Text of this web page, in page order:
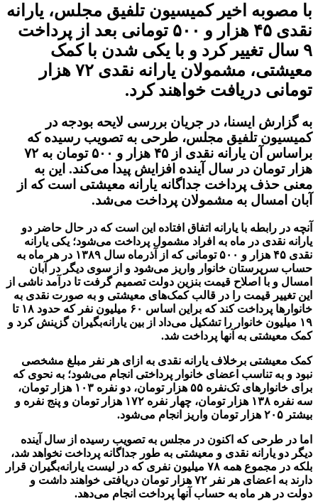
با مصوبه اخیر کمیسیون تلفیق مجلس، یارانه
نقدی ۴۵ هزار و ۵۰۰ تومانی بعد از پرداخت
۹ سال تغییر کرد و با یکی شدن با کمک
معیشتی، مشمولان یارانه نقدی ۷۲ هزار
تومانی دریافت خواهند کرد.
به گزارش ایسنا، در جریان بررسی لایحه بودجه در
کمیسیون تلفیق مجلس، طرحی به تصویب رسیده که
براساس آن یارانه نقدی از ۴۵ هزار و ۵۰۰ تومان به ۷۲
هزار تومان در سال آینده افزایش پیدا می‌کند. این به
معنی حذف پرداخت جداگانه یارانه معیشتی است که از
آبان‌ امسال به مشمولان پرداخت می‌شد.
آنچه در رابطه با یارانه اتفاق افتاده این است که در حال حاضر دو
یارانه نقدی در ماه به افراد مشمول پرداخت می‌شود؛ یکی یارانه
نقدی ۴۵ هزار و ۵۰۰ تومانی که از آذرماه سال ۱۳۸۹ در هر ماه به
حساب سرپرستان خانوار واریز می‌شود و از سوی دیگر در آبان‌
امسال و با اصلاح قیمت بنزین دولت تصمیم گرفت تا درآمد ناشی از
این تغییر قیمت را در قالب کمک‌های معیشتی و به صورت نقدی به
خانوارها پرداخت کند که براین اساس ۶۰ میلیون نفر که حدود ۱۸ تا
۱۹ میلیون خانوار را تشکیل می‌داد از بین یارانه‌بگیران گزینش کرد و
کمک معیشتی به آنها پرداخت شد.
کمک معیشتی برخلاف یارانه نقدی به ازای هر نفر مبلغ مشخصی
نبود و به تناسب اعضای خانوار پرداختی انجام می‌شود؛ به نحوی که
برای خانوارهای تک‌نفره ۵۵ هزار تومان، دو نفره ۱۰۳ هزار تومان،
سه نفره ۱۳۸ هزار تومان، چهار نفره ۱۷۲ هزار تومان و پنج نفره و
بیشتر ۲۰۵ هزار تومان واریز انجام می‌شود.
اما در طرحی که اکنون در مجلس به تصویب رسیده از سال آینده
دیگر دو یارانه نقدی و معیشتی به طور جداگانه پرداخت نخواهد شد،
بلکه در مجموع همه ۷۸ میلیون نفری که در لیست یارانه‌بگیران قرار
دارند به اعضای هر نفر ۷۲ هزار تومان دریافتی خواهند داشت و
دولت در هر ماه به حساب آنها پرداخت انجام می‌دهد.